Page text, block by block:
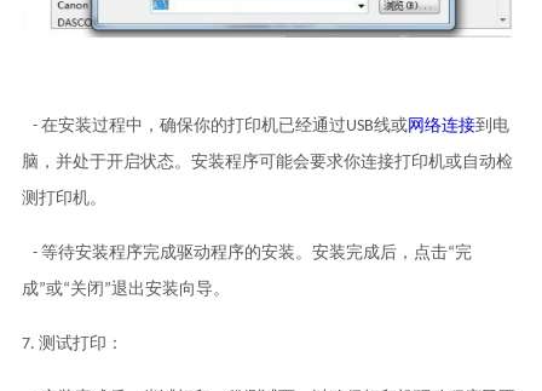
- 在安装过程中，确保你的打印机已经通过USB线或网络连接到电
脑，并处于开启状态。安装程序可能会要求你连接打印机或自动检
测打印机。
- 等待安装程序完成驱动程序的安装。安装完成后，点击“完
成”或“关闭”退出安装向导。
7. 测试打印：